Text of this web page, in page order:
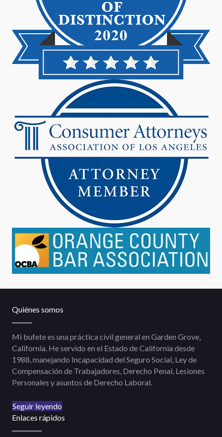
Quiénes somos
Mi bufete es una práctica civil general en Garden Grove,
California. He servido en el Estado de California desde
1988, manejando Incapacidad del Seguro Social, Ley de
Compensación de Trabajadores, Derecho Penal, Lesiones
Personales y asuntos de Derecho Laboral.
Seguir leyendo
Enlaces rápidos